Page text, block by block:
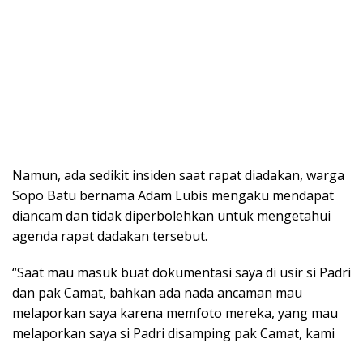
Namun, ada sedikit insiden saat rapat diadakan, warga
Sopo Batu bernama Adam Lubis mengaku mendapat
diancam dan tidak diperbolehkan untuk mengetahui
agenda rapat dadakan tersebut.
“Saat mau masuk buat dokumentasi saya di usir si Padri
dan pak Camat, bahkan ada nada ancaman mau
melaporkan saya karena memfoto mereka, yang mau
melaporkan saya si Padri disamping pak Camat, kami